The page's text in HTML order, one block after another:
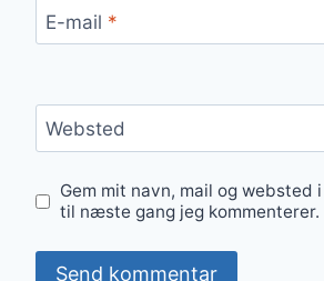
E-mail *
Websted
Gem mit navn, mail og websted
til næste gang jeg kommenterer.